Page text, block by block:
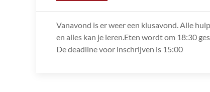
Vanavond is er weer een klusavond. Alle
en alles kan je leren.Eten wordt om 18:30
De deadline voor inschrijven is 15:00